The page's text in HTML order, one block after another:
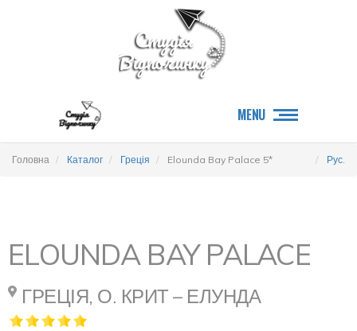
MENU
Головна Каталог Греція Elounda Bay Palace 5* Рус.
ELOUNDA BAY PALACE
ГРЕЦІЯ, О. КРИТ – ЕЛУНДА